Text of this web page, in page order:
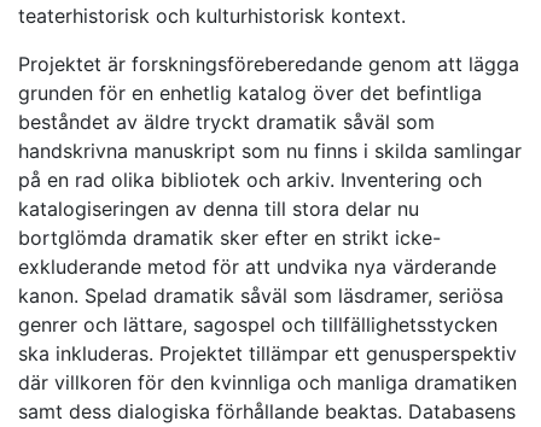
teaterhistorisk och kulturhistorisk kontext.
Projektet är forskningsföreberedande genom att lägga
grunden för en enhetlig katalog över det befintliga
beståndet av äldre tryckt dramatik såväl som
handskrivna manuskript som nu finns i skilda samlingar
på en rad olika bibliotek och arkiv. Inventering och
katalogiseringen av denna till stora delar nu
bortglömda dramatik sker efter en strikt icke-
exkluderande metod för att undvika nya värderande
kanon. Spelad dramatik såväl som läsdramer, seriösa
genrer och lättare, sagospel och tillfällighetsstycken
ska inkluderas. Projektet tillämpar ett genusperspektiv
där villkoren för den kvinnliga och manliga dramatiken
samt dess dialogiska förhållande beaktas. Databasens